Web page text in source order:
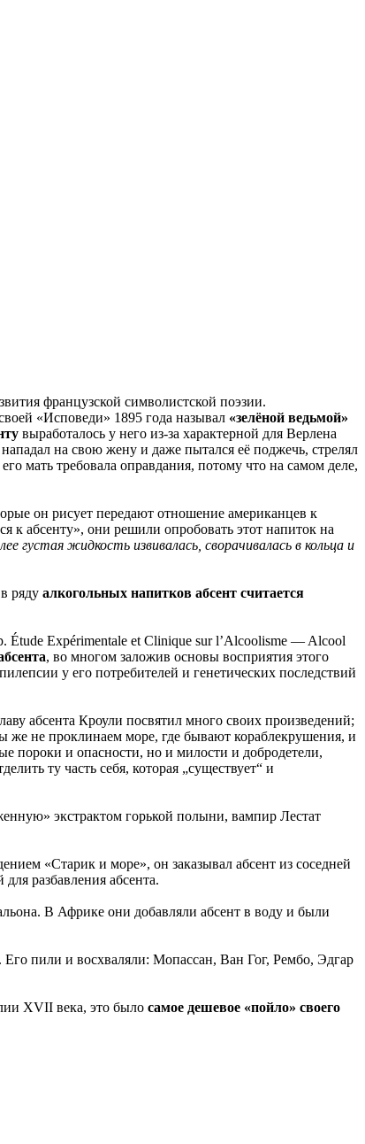
французской символистской поэзии.
«Исповеди» 1895 года называл «зелёной ведьмой»
выработалось у него из-за характерной для Верлена
на свою жену и даже пытался её поджечь, стрелял
мать требовала оправдания, потому что на самом деле,
он рисует передают отношение американцев к
к абсенту», они решили опробовать этот напиток на
густая жидкость извивалась, сворачивалась в кольца и
ряду алкогольных напитков абсент считается
Étude Expérimentale et Clinique sur l’Alcoolisme — Alcool
, во многом заложив основы восприятия этого
у его потребителей и генетических последствий
абсента Кроули посвятил много своих произведений;
же не проклинаем море, где бывают кораблекрушения, и
пороки и опасности, но и милости и добродетели,
ту часть себя, которая „существует“ и
экстрактом горькой полыни, вампир Лестат
«Старик и море», он заказывал абсент из соседней
разбавления абсента.
В Африке они добавляли абсент в воду и были
Его пили и восхваляли: Мопассан, Ван Гог, Рембо, Эдгар
XVII века, это было самое дешевое «пойло» своего